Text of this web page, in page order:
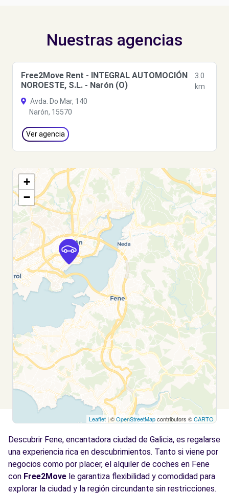
Nuestras agencias
Free2Move Rent - INTEGRAL AUTOMOCIÓN
NOROESTE, S.L. - Narón (O)
3.0
km
Avda. Do Mar, 140
Narón, 15570
Ver agencia
+
−
Leaflet | ©OpenStreetMapcontributors ©CARTO
Descubrir Fene, encantadora ciudad de Galicia, es regalarse
una experiencia rica en descubrimientos. Tanto si viene por
negocios como por placer, el alquiler de coches en Fene
con Free2Move le garantiza flexibilidad y comodidad para
explorar la ciudad y la región circundante sin restricciones.